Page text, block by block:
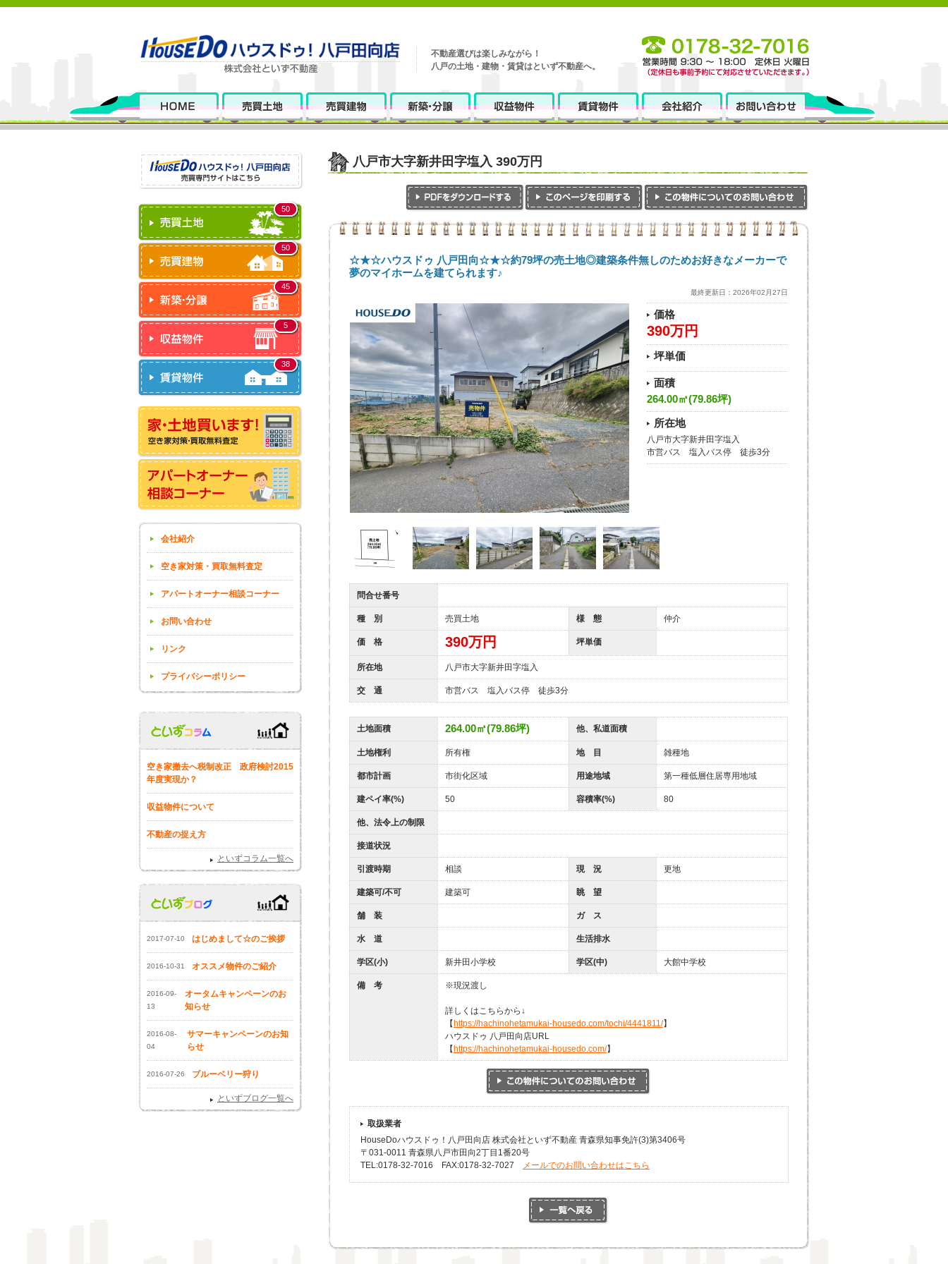
不動産選びは楽しみながら！
八戸の土地・建物・賃貸はといず不動産へ。
50
50
45
5
38
会社紹介
空き家対策・買取無料査定
アパートオーナー相談コーナー
お問い合わせ
リンク
プライバシーポリシー
空き家撤去へ税制改正 政府検討2015
年度実現か？
収益物件について
不動産の捉え方
といずコラム一覧へ
2017-07-10 はじめまして☆のご挨拶
2016-10-31 オススメ物件のご紹介
2016-09-
13
オータムキャンペーンのお
知らせ
2016-08-
04
サマーキャンペーンのお知
らせ
2016-07-26 ブルーベリー狩り
といずブログ一覧へ
八戸市大字新井田字塩入 390万円
☆★☆ハウスドゥ 八戸田向☆★☆約79坪の売土地◎建築条件無しのためお好きなメーカーで
夢のマイホームを建てられます♪
最終更新日：2026年02月27日
価格
390万円
坪単価
面積
264.00㎡(79.86坪)
所在地
八戸市大字新井田字塩入
市営バス 塩入バス停 徒歩3分
問合せ番号
種 別 売買土地 様 態 仲介
価 格 390万円 坪単価
所在地 八戸市大字新井田字塩入
交 通 市営バス 塩入バス停 徒歩3分
土地面積 264.00㎡(79.86坪) 他、私道面積
土地権利 所有権 地 目 雑種地
都市計画 市街化区域 用途地域 第一種低層住居専用地域
建ペイ率(%) 50 容積率(%) 80
他、法令上の制限
接道状況
引渡時期 相談 現 況 更地
建築可/不可 建築可 眺 望
舗 装 ガ ス
水 道 生活排水
学区(小) 新井田小学校 学区(中) 大館中学校
備 考 ※現況渡し
詳しくはこちらから↓
【 https://hachinohetamukai-housedo.com/tochi/4441811/】
ハウスドゥ 八戸田向店URL
【 https://hachinohetamukai-housedo.com/】
取扱業者
HouseDoハウスドゥ！八戸田向店 株式会社といず不動産 青森県知事免許(3)第3406号
〒031-0011 青森県八戸市田向2丁目1番20号
TEL:0178-32-7016 FAX:0178-32-7027
メールでのお問い合わせはこちら